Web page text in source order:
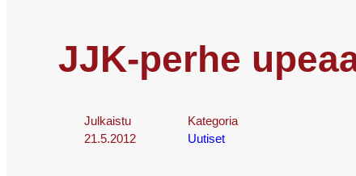
JJK-perhe
Julkaistu
21.5.2012
Kategoria
Uutiset